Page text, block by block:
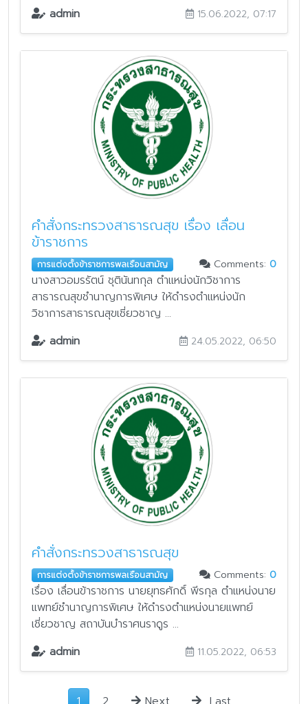
admin
15.06.2022, 07:17
คำสั่งกระทรวงสาธารณสุข เรื่อง เลื่อน
ข้าราชการ
การแต่งตั้งข้าราชการพลเรือนสามัญ Comments: 0
นางสาวอมรรัตน์ ชุตินันทกุล ตำแหน่งนักวิชาการ
สาธารณสุขชำนาญการพิเศษ ให้ดำรงตำแหน่งนัก
วิชาการสาธารณสุขเชี่ยวชาญ ...
admin
24.05.2022, 06:50
คำสั่งกระทรวงสาธารณสุข
การแต่งตั้งข้าราชการพลเรือนสามัญ Comments: 0
เรื่อง เลื่อนข้าราชการ นายยุทธศักดิ์ พีรกุล ตำแหน่งนาย
แพทย์ชำนาญการพิเศษ ให้ดำรงตำแหน่งนายแพทย์
เชี่ยวชาญ สถาบันบำราศนราดูร ...
admin
11.05.2022, 06:53